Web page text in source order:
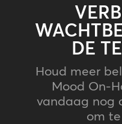
DE
Houd meer
Mood On-
vandaag nog
om